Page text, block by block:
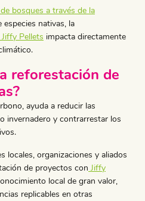
bosques a través de la
nativas, la
Jiffy Pellets impacta directamente
reforestación de
ayuda a reducir las
invernadero y contrarrestar los
locales, organizaciones y aliados
de proyectos con Jiffy
local de gran valor,
replicables en otras